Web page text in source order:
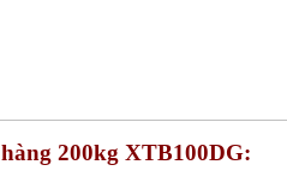
200kg XTB100DG: